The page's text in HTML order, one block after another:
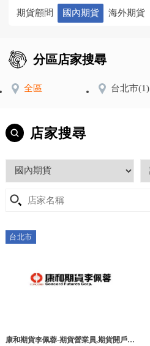
期貨顧問
國內期貨 海外期貨
分區店家搜尋
全區 台北市(1)
店家搜尋
台北市
康和期貨李佩蓉-期貨營業員,期貨開戶,